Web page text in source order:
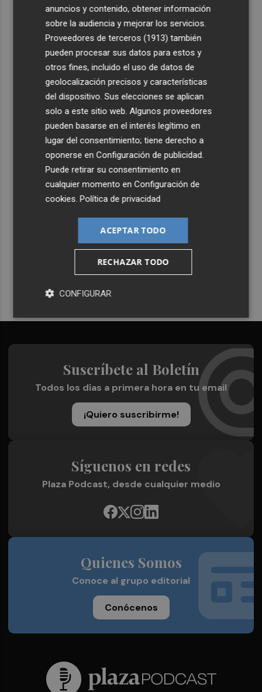
El homenaje a Ferran Torres en Foios, en imágenes
Ferran Torres, recibido con un baño de masas en su
pueblo: "Allá donde voy siempre digo que soy de Foios"
Foios se vuelca con Ferran Torres
Las '200 vidas' que llevaron a Paco Rabal de Águilas a la
cima del cine: un documental recupera la voz y la mirada
del actor
Recibe toda la actualidad de
Plaza Podcast en tu correo
Quiero suscribirme
Suscríbete al Boletín
Todos los días a primera hora en tu email
¡Quiero suscribirme!
Síguenos en redes
Plaza Podcast, desde cualquier medio
Quienes Somos
Conoce al grupo editorial
Conócenos
anuncios y contenido, obtener información
sobre la audiencia y mejorar los servicios.
Proveedores de terceros (1913) también
pueden procesar sus datos para estos y
otros fines, incluido el uso de datos de
geolocalización precisos y características
del dispositivo. Sus elecciones se aplican
solo a este sitio web. Algunos proveedores
pueden basarse en el interés legítimo en
lugar del consentimiento; tiene derecho a
oponerse enConfiguración de publicidad
Puede retirar su consentimiento en
cualquier momento enConfiguración de
cookies .Política de privacidad
ACEPTAR TODO
RECHAZAR TODO
CONFIGURAR